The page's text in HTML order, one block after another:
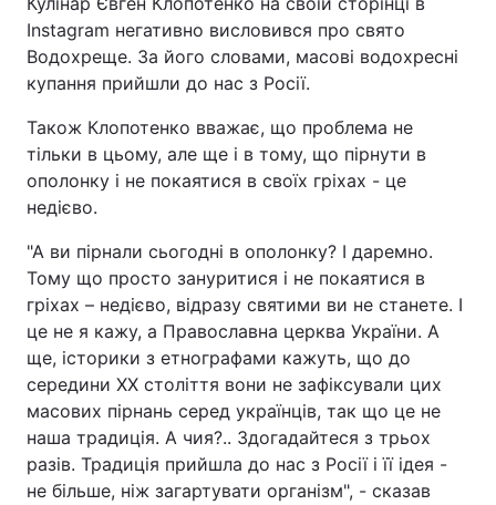
Instagram негативно висловився про свято
Водохреще. За його словами, масові водохресні
купання прийшли до нас з Росії.
Також Клопотенко вважає, що проблема не
тільки в цьому, але ще і в тому, що пірнути в
ополонку і не покаятися в своїх гріхах - це
недієво.
"А ви пірнали сьогодні в ополонку? І даремно.
Тому що просто зануритися і не покаятися в
гріхах – недієво, відразу святими ви не станете. І
це не я кажу, а Православна церква України. А
ще, історики з етнографами кажуть, що до
середини XX століття вони не зафіксували цих
масових пірнань серед українців, так що це не
наша традиція. А чия?.. Здогадайтеся з трьох
разів. Традиція прийшла до нас з Росії і її ідея -
не більше, ніж загартувати організм", - сказав